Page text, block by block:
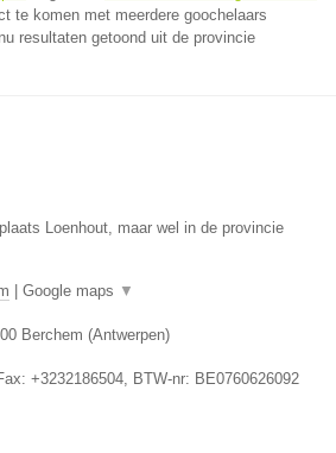
te komen met meerdere goochelaars
resultaten getoond uit de provincie
Loenhout, maar wel in de provincie
Google maps ▼
Berchem (Antwerpen)
+3232186504, BTW-nr: BE0760626092